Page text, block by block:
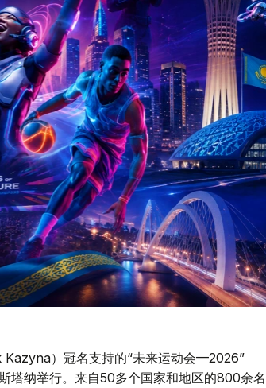
）冠名支持的“未来运动会—2026”
塔纳举行。来自50多个国家和地区的800余名